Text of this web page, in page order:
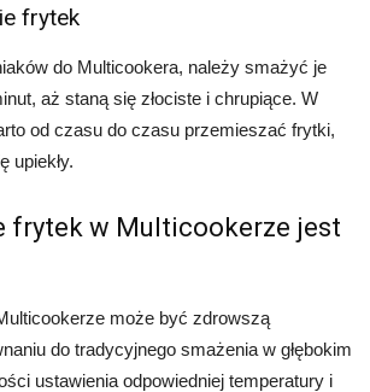
frytek
do Multicookera, należy smażyć je
aż staną się złociste i chrupiące. W
od czasu do czasu przemieszać frytki,
upiekły.
frytek w Multicookerze jest
może być zdrowszą
do tradycyjnego smażenia w głębokim
ustawienia odpowiedniej temperatury i